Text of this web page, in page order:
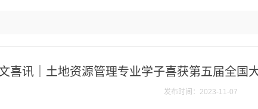
喜讯｜土地资源管理专业学子喜获第五届全国
发布时间：2023-11-07